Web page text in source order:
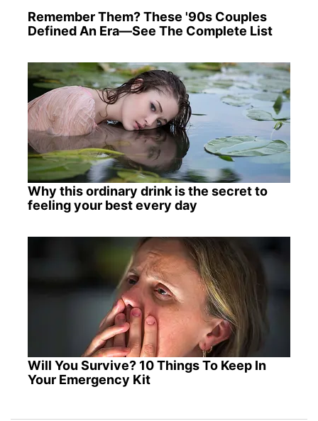
Remember Them? These '90s Couples
Defined An Era—See The Complete List
Why this ordinary drink is the secret to
feeling your best every day
Will You Survive? 10 Things To Keep In
Your Emergency Kit